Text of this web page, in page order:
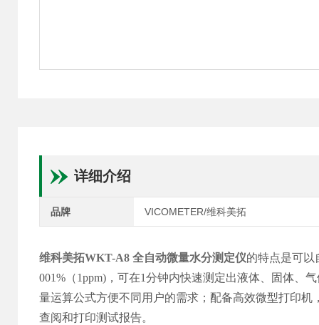
详细介绍
品牌 VICOMETER/维科美拓
维科美拓WKT-A8 全自动微量水分测定仪的特点是可以
001%（1ppm)，可在1分钟内快速测定出液体、固体、
量运算公式方便不同用户的需求；配备高效微型打印机
查阅和打印测试报告。